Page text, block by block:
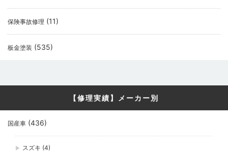
保険事故修理 (11)
板金塗装 (535)
【修理実績】メーカー別
国産車 (436)
スズキ (4)